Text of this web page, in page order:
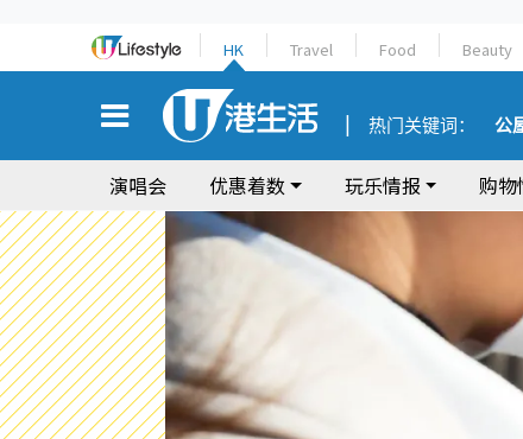
HK Travel Food Beauty
热门关键词： 公
演唱会 优惠着数 玩乐情报 购物